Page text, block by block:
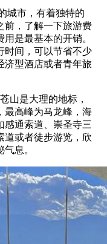
城市，有着独特的
前，了解一下旅游费
是最基本的开销。
时间，可以节省不少
济型酒店或者青年旅
山是大理的地标，
最高峰为马龙峰，海
感通索道、崇圣寺三
道或者徒步游览，欣
息。